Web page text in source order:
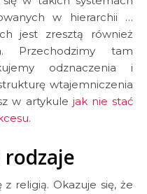
w hierarchii …
jest zresztą również
Przechodzimy tam
odznaczenia i
wtajemniczenia
w artykule jak nie stać
z religią. Okazuje się, że